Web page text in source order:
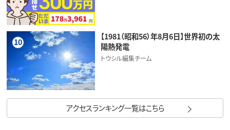
10
【1981（昭和56）年8月6日】世界初の太
陽熱発電
トウシル編集チーム
アクセスランキング一覧はこちら